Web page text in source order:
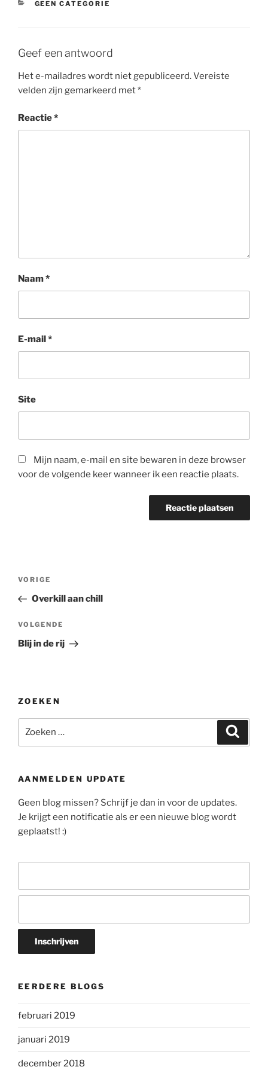
CATEGORIEËN
GEEN CATEGORIE
Geef een antwoord
Het e-mailadres wordt niet gepubliceerd.Vereiste
velden zijn gemarkeerd met*
Reactie*
Naam*
E-mail *
Site
Mijn naam, e-mail en site bewaren in deze browser
voor de volgende keer wanneer ik een reactie plaats.
Bericht
Vorig
bericht
VORIGE
Overkill aan chill
Volgend
bericht
VOLGENDE
Blij in de rij
ZOEKEN
naar:
AANMELDEN UPDATE
Geen blog missen? Schrijf je dan in voor de updates.
Je krijgt een notificatie als er een nieuwe blog wordt
geplaatst! :)
EERDERE BLOGS
februari 2019
januari 2019
december 2018